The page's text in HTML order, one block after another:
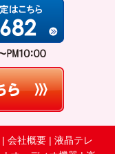
| 会社概要 | 液晶テレ